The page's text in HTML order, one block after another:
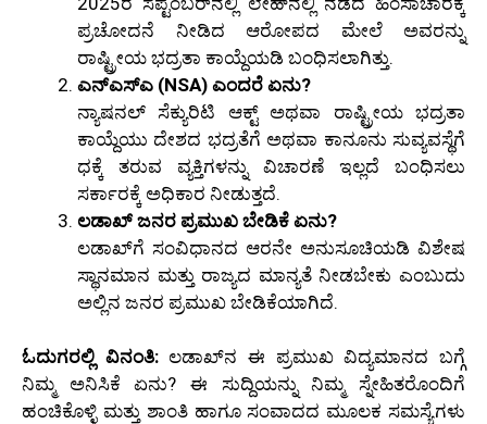
ಪ್ರಚೋದನೆ ನೀಡಿದ ಆರೋಪದ ಮೇಲೆ ಅವರನ್ನು
ರಾಷ್ಟ್ರೀಯ ಭದ್ರತಾ ಕಾಯ್ದೆಯಡಿ ಬಂಧಿಸಲಾಗಿತ್ತು.
ಎನ್‌ಎಸ್‌ಎ (NSA) ಎಂದರೆ ಏನು?
ನ್ಯಾಷನಲ್ ಸೆಕ್ಯುರಿಟಿ ಆಕ್ಟ್ ಅಥವಾ ರಾಷ್ಟ್ರೀಯ ಭದ್ರತಾ
ಕಾಯ್ದೆಯು ದೇಶದ ಭದ್ರತೆಗೆ ಅಥವಾ ಕಾನೂನು ಸುವ್ಯವಸ್ಥೆಗೆ
ಧಕ್ಕೆ ತರುವ ವ್ಯಕ್ತಿಗಳನ್ನು ವಿಚಾರಣೆ ಇಲ್ಲದೆ ಬಂಧಿಸಲು
ಸರ್ಕಾರಕ್ಕೆ ಅಧಿಕಾರ ನೀಡುತ್ತದೆ.
ಲಡಾಖ್ ಜನರ ಪ್ರಮುಖ ಬೇಡಿಕೆ ಏನು?
ಲಡಾಖ್‌ಗೆ ಸಂವಿಧಾನದ ಆರನೇ ಅನುಸೂಚಿಯಡಿ ವಿಶೇಷ
ಸ್ಥಾನಮಾನ ಮತ್ತು ರಾಜ್ಯದ ಮಾನ್ಯತೆ ನೀಡಬೇಕು ಎಂಬುದು
ಅಲ್ಲಿನ ಜನರ ಪ್ರಮುಖ ಬೇಡಿಕೆಯಾಗಿದೆ.
ಓದುಗರಲ್ಲಿ ವಿನಂತಿ:ಲಡಾಖ್‌ನ ಈ ಪ್ರಮುಖ ವಿದ್ಯಮಾನದ ಬಗ್ಗೆ
ನಿಮ್ಮ ಅನಿಸಿಕೆ ಏನು? ಈ ಸುದ್ದಿಯನ್ನು ನಿಮ್ಮ ಸ್ನೇಹಿತರೊಂದಿಗೆ
ಹಂಚಿಕೊಳ್ಳಿ ಮತ್ತು ಶಾಂತಿ ಹಾಗೂ ಸಂವಾದದ ಮೂಲಕ ಸಮಸ್ಯೆಗಳು